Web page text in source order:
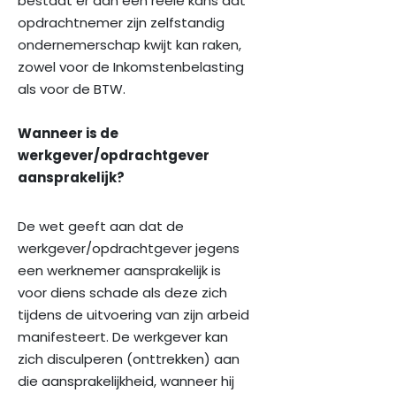
opdrachtnemer zijn zelfstandig
ondernemerschap kwijt kan raken,
zowel voor de Inkomstenbelasting
als voor de BTW.
Wanneer is de
werkgever/opdrachtgever
aansprakelijk?
De wet geeft aan dat de
werkgever/opdrachtgever jegens
een werknemer aansprakelijk is
voor diens schade als deze zich
tijdens de uitvoering van zijn arbeid
manifesteert. De werkgever kan
zich disculperen (onttrekken) aan
die aansprakelijkheid, wanneer hij